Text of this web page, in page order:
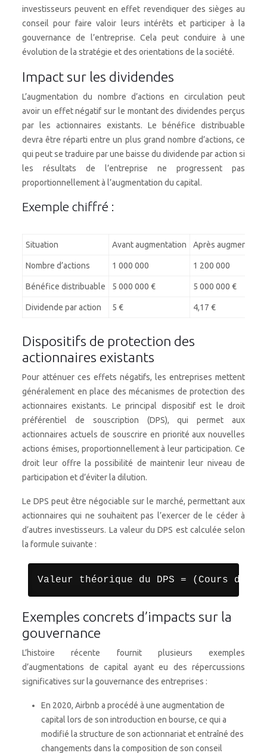
investisseurs peuvent en effet revendiquer des sièges au
conseil pour faire valoir leurs intérêts et participer à la
gouvernance de l’entreprise. Cela peut conduire à une
évolution de la stratégie et des orientations de la société.
Impact sur les dividendes
L’augmentation du nombre d’actions en circulation peut
avoir un effet négatif sur le montant des dividendes perçus
par les actionnaires existants. Le bénéfice distribuable
devra être réparti entre un plus grand nombre d’actions, ce
qui peut se traduire par une baisse du dividende par action si
les résultats de l’entreprise ne progressent pas
proportionnellement à l’augmentation du capital.
Exemple chiffré :
Situation Avant augmentation Après
Nombre d’actions 1 000 000 1 200 000
Bénéfice distribuable 5 000 000 € 5 000 000 €
Dividende par action 5 € 4,17 €
Dispositifs de protection des
actionnaires existants
Pour atténuer ces effets négatifs, les entreprises mettent
généralement en place des mécanismes de protection des
actionnaires existants. Le principal dispositif est le droit
préférentiel de souscription (DPS), qui permet aux
actionnaires actuels de souscrire en priorité aux nouvelles
actions émises, proportionnellement à leur participation. Ce
droit leur offre la possibilité de maintenir leur niveau de
participation et d’éviter la dilution.
Le DPS peut être négociable sur le marché, permettant aux
actionnaires qui ne souhaitent pas l’exercer de le céder à
d’autres investisseurs. La valeur du DPS est calculée selon
la formule suivante :
Exemples concrets d’impacts sur la
gouvernance
L’histoire récente fournit plusieurs exemples
d’augmentations de capital ayant eu des répercussions
significatives sur la gouvernance des entreprises :
En 2020, Airbnb a procédé à une augmentation de
capital lors de son introduction en bourse, ce qui a
modifié la structure de son actionnariat et entraîné des
changements dans la composition de son conseil